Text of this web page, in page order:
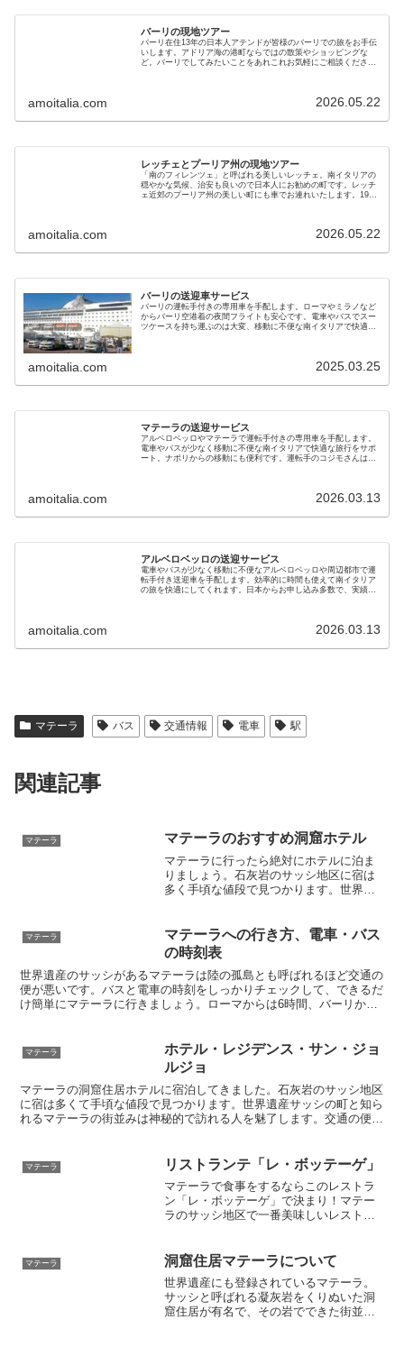
バーリの現地ツアー
バーリ在住13年の日本人アテンドが皆様のバーリでの旅をお手伝
いします。アドリア海の港町ならではの散策やショッピングな
ど。バーリでしてみたいことをあれこれお気軽にご相談くださ
amoitalia.com 2026.05.22
レッチェとプーリア州の現地ツアー
「南のフィレンツェ」と呼ばれる美しいレッチェ。南イタリアの
穏やかな気候、治安も良いので日本人にお勧めの町です。レッチ
ェ近郊のプーリア州の美しい町にも車でお連れいたします。1999
amoitalia.com 2026.05.22
バーリの送迎車サービス
バーリの運転手付きの専用車を手配します。ローマやミラノなど
からバーリ空港着の夜間フライトも安心です。電車やバスでスー
ツケースを持ち運ぶのは大変、移動に不便な南イタリアで快適な
amoitalia.com 2025.03.25
マテーラの送迎サービス
アルベロベッロやマテーラで運転手付きの専用車を手配します。
電車やバスが少なく移動に不便な南イタリアで快適な旅行をサポ
ート。ナポリからの移動にも便利です。運転手のコジモさんは日
amoitalia.com 2026.03.13
アルベロベッロの送迎サービス
電車やバスが少なく移動に不便なアルベロベッロや周辺都市で運
転手付き送迎車を手配します。効率的に時間も使えて南イタリア
の旅を快適にしてくれます。日本からお申し込み多数で、実績の
amoitalia.com 2026.03.13
マテーラ バス 交通情報 電車 駅
関連記事
マテーラ マテーラのおすすめ洞窟ホテル
マテーラに行ったら絶対にホテルに泊ま
りましょう。石灰岩のサッシ地区に宿は
多く手頃な値段で見つかります。世界遺
通の便が悪く行きにくい町ですが、その
分町の美しさは強烈なインパクトがあり
ます。
マテーラ
マテーラへの行き方、電車・バス
の時刻表
世界遺産のサッシがあるマテーラは陸の孤島とも呼ばれるほど交通の
便が悪いです。バスと電車の時刻をしっかりチェックして、できるだ
け簡単にマテーラに行きましょう。ローマからは6時間、バーリから
マテーラ
ホテル・レジデンス・サン・ジョ
ルジョ
マテーラの洞窟住居ホテルに宿泊してきました。石灰岩のサッシ地区
に宿は多くて手頃な値段で見つかります。世界遺産サッシの町と知ら
れるマテーラの街並みは神秘的で訪れる人を魅了します。交通の便が
マテーラ リストランテ「レ・ボッテーゲ」
マテーラで食事をするならこのレストラ
ン「レ・ボッテーゲ」で決まり！マテー
ラのサッシ地区で一番美味しいレストラ
す。洞窟住居を改造してあるレストラン
は雰囲気も抜群で超お勧めのお店です。
マテーラ 洞窟住居マテーラについて
世界遺産にも登録されているマテーラ。
サッシと呼ばれる凝灰岩をくりぬいた洞
窟住居が有名で、その岩でできた街並み